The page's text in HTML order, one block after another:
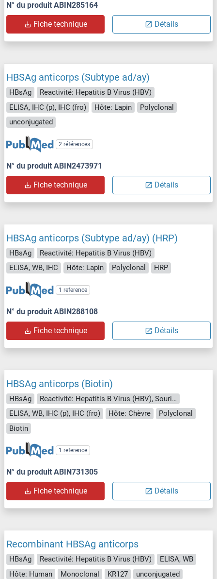
N° du produit ABIN285164
Fiche technique Détails
HBSAg anticorps (Subtype ad/ay)
HBsAg
Reactivité: Hepatitis B Virus (HBV)
ELISA, IHC (p), IHC (fro)
Hôte: Lapin
Polyclonal
unconjugated
2 références
N° du produit ABIN2473971
Fiche technique Détails
HBSAg anticorps (Subtype ad/ay) (HRP)
HBsAg
Reactivité: Hepatitis B Virus (HBV)
ELISA, WB, IHC
Hôte: Lapin Polyclonal HRP
1 reference
N° du produit ABIN288108
Fiche technique Détails
HBSAg anticorps (Biotin)
HBsAg
Reactivité: Hepatitis B Virus (HBV), Souris, Rat, Virus
ELISA, WB, IHC (p), IHC (fro)
Hôte: Chèvre
Polyclonal
Biotin
1 reference
N° du produit ABIN731305
Fiche technique Détails
Recombinant HBSAg anticorps
HBsAg Reactivité: Hepatitis B Virus (HBV)
ELISA, WB
Hôte: Human
Monoclonal KR127
unconjugated